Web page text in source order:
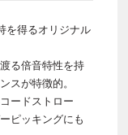
を得るオリジナル
る倍音特性を持
スが特徴的。
ードストロー
ピッキングにも